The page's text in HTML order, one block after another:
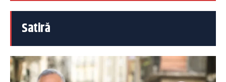
Satiră